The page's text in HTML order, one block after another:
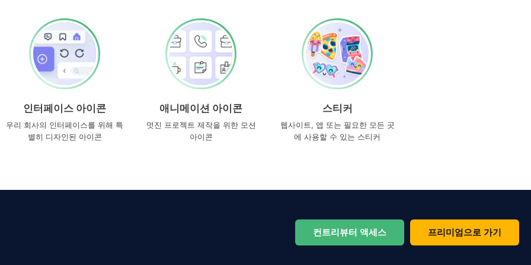
인터페이스 아이콘
우리 회사의 인터페이스를 위해 특
별히 디자인된 아이콘
애니메이션 아이콘
멋진 프로젝트 제작을 위한 모션
아이콘
스티커
웹사이트, 앱 또는 필요한 모든 곳
에 사용할 수 있는 스티커
컨트리뷰터 액세스 프리미엄으로 가기